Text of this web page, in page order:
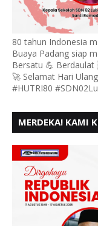
80 tahun Indonesia
Buaya Padang siap
Bersatu 💪
🚀 Selamat Hari
#HUTRI80
MERDEKA! KAMI